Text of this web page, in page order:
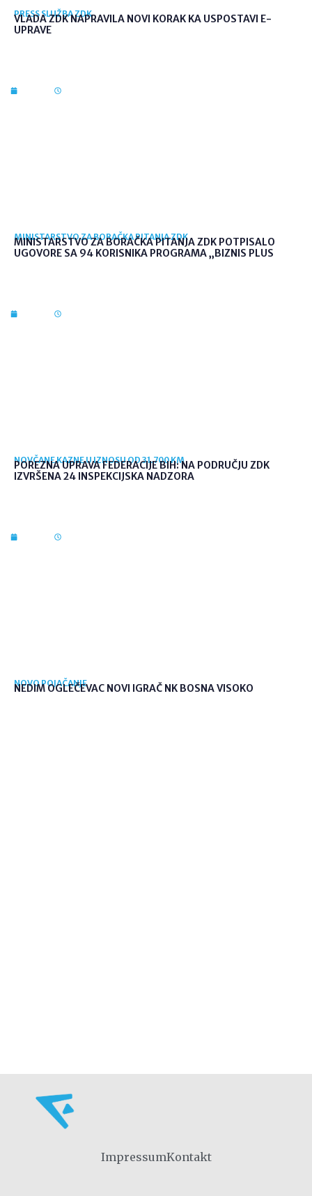
PRESS SLUŽBA ZDK
VLADA ZDK NAPRAVILA NOVI KORAK KA USPOSTAVI E-
UPRAVE
MINISTARSTVO ZA BORAČKA PITANJA ZDK
MINISTARSTVO ZA BORAČKA PITANJA ZDK POTPISALO
UGOVORE SA 94 KORISNIKA PROGRAMA „BIZNIS PLUS
NOVČANE KAZNE U IZNOSU OD 31.700 KM
POREZNA UPRAVA FEDERACIJE BIH: NA PODRUČJU ZDK
IZVRŠENA 24 INSPEKCIJSKA NADZORA
NOVO POJAČANJE
NEDIM OGLEČEVAC NOVI IGRAČ NK BOSNA VISOKO
ImpressumKontakt